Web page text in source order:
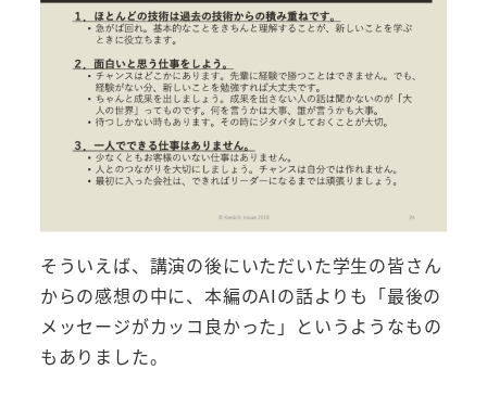
そういえば、講演の後にいただいた学生の皆さん
からの感想の中に、本編のAIの話よりも「最後の
メッセージがカッコ良かった」というようなもの
もありました。